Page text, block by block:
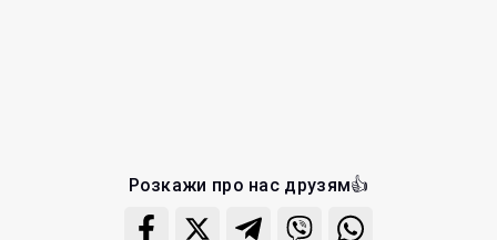
Розкажи про нас друзям👍